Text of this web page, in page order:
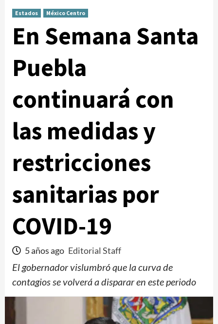
Estados México Centro
En Semana Santa
Puebla
continuará con
las medidas y
restricciones
sanitarias por
COVID-19
5 años ago Editorial Staff
El gobernador vislumbró que la curva de
contagios se volverá a disparar en este periodo